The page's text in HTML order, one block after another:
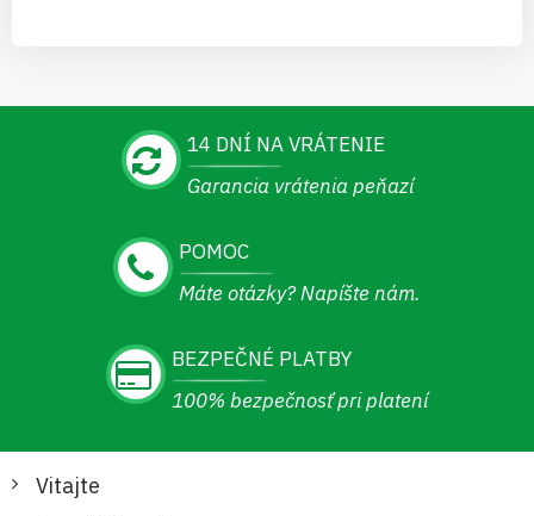
14 DNÍ NA VRÁTENIE
Garancia vrátenia peňazí
POMOC
Máte otázky? Napíšte nám.
BEZPEČNÉ PLATBY
100% bezpečnosť pri platení
Vitajte